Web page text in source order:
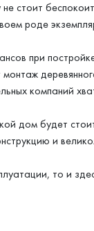
стоит
роде
при
компаний
дом будет
и
то и